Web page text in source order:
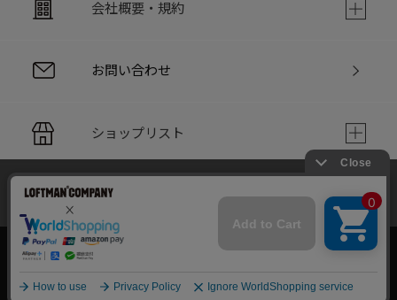
会社概要・規約
お問い合わせ
ショップリスト
PC版サイト
Copyright © LOFTMAN COMPANY. All rights reserved.
当サイトでは利用体験の向上およびコンテンツの最適な提供、ト
ラフィックの分析を目的としてCookieを使用しています。
サイトの閲覧を継続された場合、Cookieの利用に同意したことも
のといたします。
詳細については
承諾する